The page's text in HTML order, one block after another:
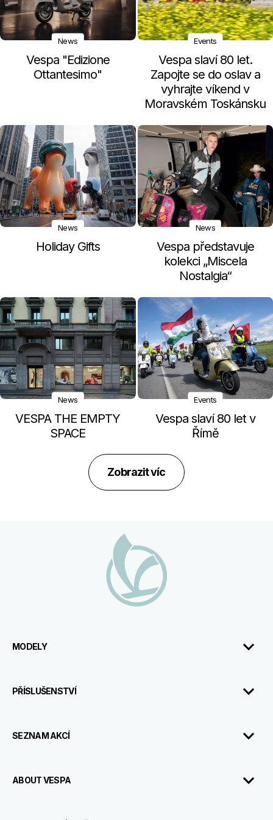
News
Vespa "Edizione
Ottantesimo"
Events
Vespa slaví 80 let.
Zapojte se do oslav a
vyhrajte víkend v
Moravském Toskánsku
News
Holiday Gifts
News
Vespa představuje
kolekci „Miscela
Nostalgia“
News
VESPA THE EMPTY
SPACE
Events
Vespa slaví 80 let v
Římě
Zobrazit víc
MODELY
PŘÍSLUŠENSTVÍ
SEZNAM AKCÍ
ABOUT VESPA